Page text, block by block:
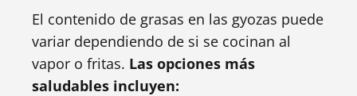
El contenido de grasas en las gyozas puede
variar dependiendo de si se cocinan al
vapor o fritas. Las opciones más
saludables incluyen: